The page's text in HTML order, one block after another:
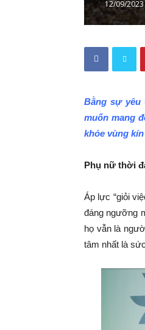
12/09/2023
Bằng sự yêu
muốn mang
khỏe vùng
Phụ nữ thời
Áp lực “giỏi
đáng ngưỡng
họ vẫn là
tâm nhất là